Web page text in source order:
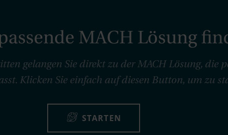
MACH Lösung
gelangen Sie direkt zu der MACH Lösung, die
Klicken Sie einfach auf diesen Button, um zu
STARTEN